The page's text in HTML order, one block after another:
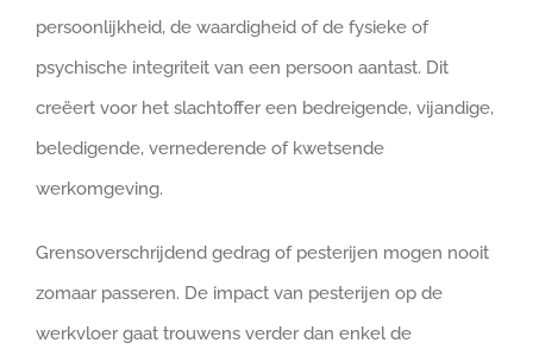
persoonlijkheid, de waardigheid of de fysieke of
psychische integriteit van een persoon aantast. Dit
creëert voor het slachtoffer een bedreigende, vijandige,
beledigende, vernederende of kwetsende
werkomgeving.
Grensoverschrijdend gedrag of pesterijen mogen nooit
zomaar passeren. De impact van pesterijen op de
werkvloer gaat trouwens verder dan enkel de